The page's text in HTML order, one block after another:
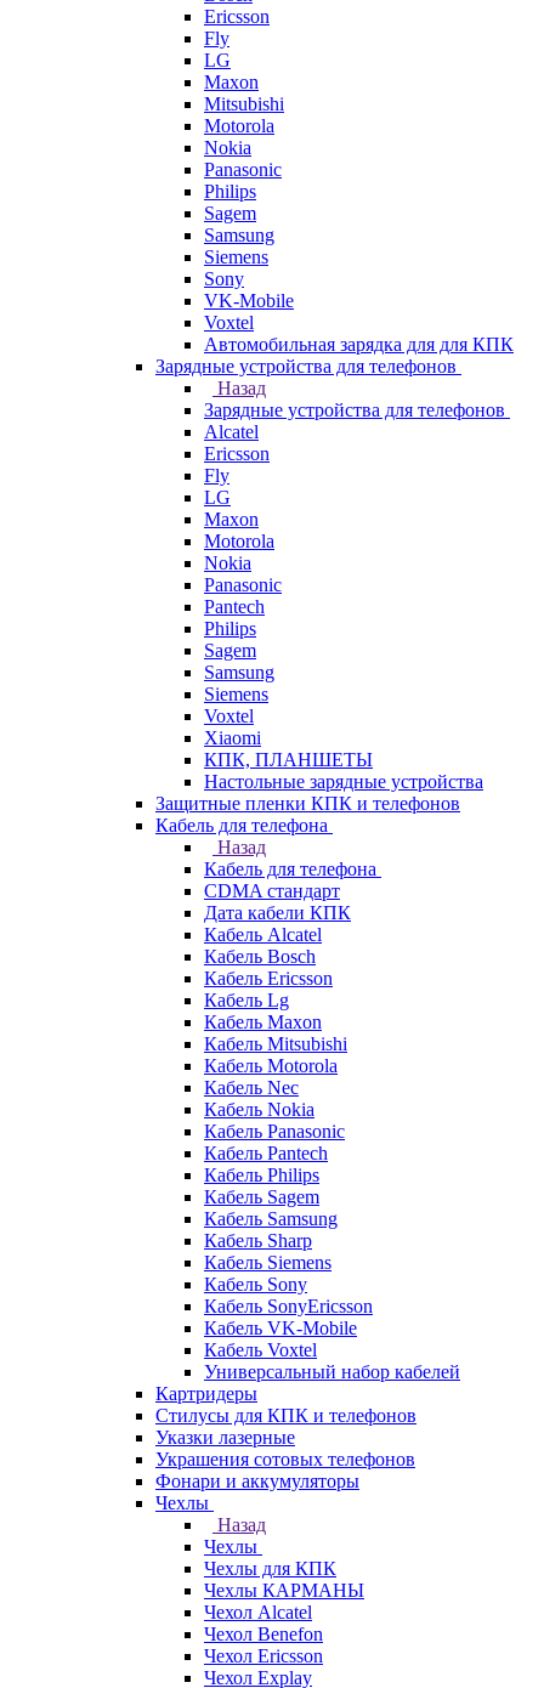
Ericsson
Fly
LG
Maxon
Mitsubishi
Motorola
Nokia
Panasonic
Philips
Sagem
Samsung
Siemens
Sony
VK-Mobile
Voxtel
Автомобильная зарядка для для КПК
Зарядные устройства для телефонов
Назад
Зарядные устройства для телефонов
Alcatel
Ericsson
Fly
LG
Maxon
Motorola
Nokia
Panasonic
Pantech
Philips
Sagem
Samsung
Siemens
Voxtel
Xiaomi
КПК, ПЛАНШЕТЫ
Настольные зарядные устройства
Защитные пленки КПК и телефонов
Кабель для телефона
Назад
Кабель для телефона
CDMA стандарт
Дата кабели КПК
Кабель Alcatel
Кабель Bosch
Кабель Ericsson
Кабель Lg
Кабель Maxon
Кабель Mitsubishi
Кабель Motorola
Кабель Nec
Кабель Nokia
Кабель Panasonic
Кабель Pantech
Кабель Philips
Кабель Sagem
Кабель Samsung
Кабель Sharp
Кабель Siemens
Кабель Sony
Кабель SonyEricsson
Кабель VK-Mobile
Кабель Voxtel
Универсальный набор кабелей
Картридеры
Стилусы для КПК и телефонов
Указки лазерные
Украшения сотовых телефонов
Фонари и аккумуляторы
Чехлы
Назад
Чехлы
Чехлы для КПК
Чехлы КАРМАНЫ
Чехол Alcatel
Чехол Benefon
Чехол Ericsson
Чехол Explay